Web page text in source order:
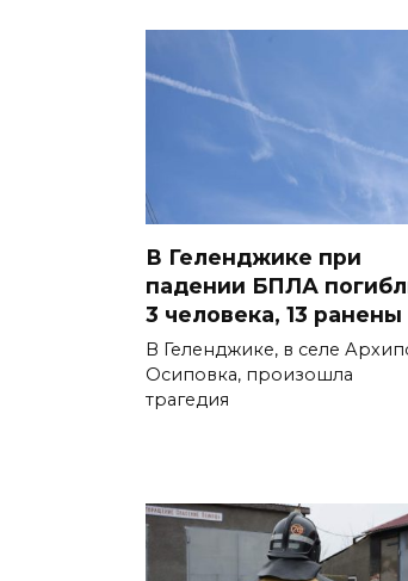
В Геленджике при
падении БПЛА
3 человека, 13 ранены
В Геленджике, в селе
Осиповка, произошла
трагедия